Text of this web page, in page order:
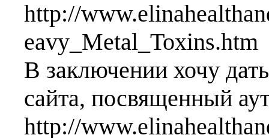
http://
eavy_Metal_Toxins.htm
В заключении хочу
сайта, посвященный
http://